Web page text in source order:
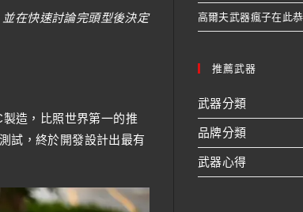
在快速討論完頭型後決定
造，比照世界第一的推
試，終於開發設計出最有
高爾夫武器瘋子在此
推薦武器
武器分類
品牌分類
武器心得